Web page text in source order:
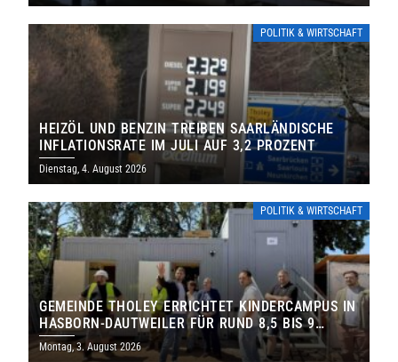
POLITIK & WIRTSCHAFT
HEIZÖL UND BENZIN TREIBEN SAARLÄNDISCHE
INFLATIONSRATE IM JULI AUF 3,2 PROZENT
Dienstag, 4. August 2026
POLITIK & WIRTSCHAFT
GEMEINDE THOLEY ERRICHTET KINDERCAMPUS IN
HASBORN-DAUTWEILER FÜR RUND 8,5 BIS 9
MILLIONEN EURO
Montag, 3. August 2026